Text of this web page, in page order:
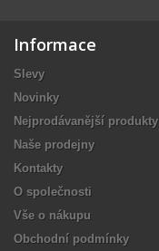
Informace
Slevy
Novinky
Nejprodávanější produkty
Naše prodejny
Kontakty
O společnosti
Vše o nákupu
Obchodní podmínky